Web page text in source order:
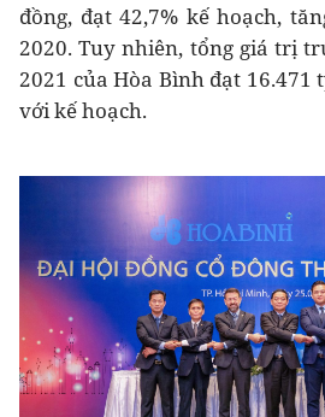
đồng, đạt 42,7% kế hoạch,
2020. Tuy nhiên, tổng giá trị
2021 của Hòa Bình đạt 16.471
với kế hoạch.